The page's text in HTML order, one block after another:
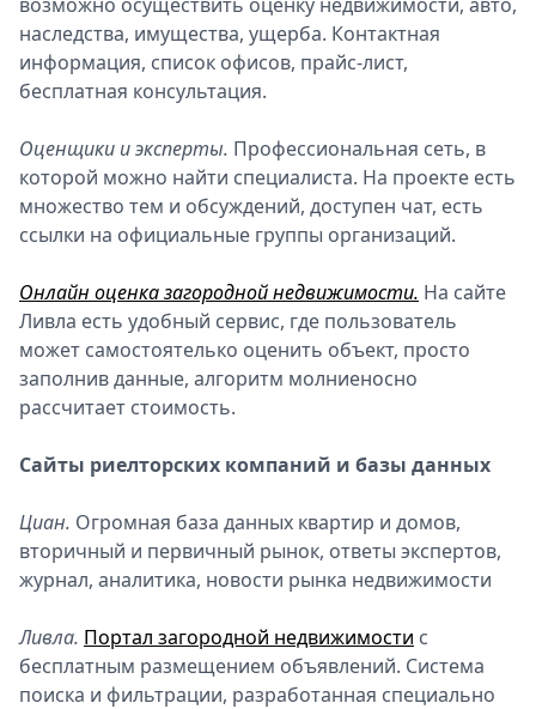
наследства, имущества, ущерба. Контактная
информация, список офисов, прайс-лист,
бесплатная консультация.
Оценщики и эксперты. Профессиональная сеть, в
которой можно найти специалиста. На проекте есть
множество тем и обсуждений, доступен чат, есть
ссылки на официальные группы организаций.
Онлайн оценка загородной недвижимости. На сайте
Ливла есть удобный сервис, где пользователь
может самостоятелько оценить объект, просто
заполнив данные, алгоритм молниеносно
рассчитает стоимость.
Сайты риелторских компаний и базы данных
Циан. Огромная база данных квартир и домов,
вторичный и первичный рынок, ответы экспертов,
журнал, аналитика, новости рынка недвижимости
Ливла. Портал загородной недвижимости с
бесплатным размещением объявлений. Система
поиска и фильтрации, разработанная специально